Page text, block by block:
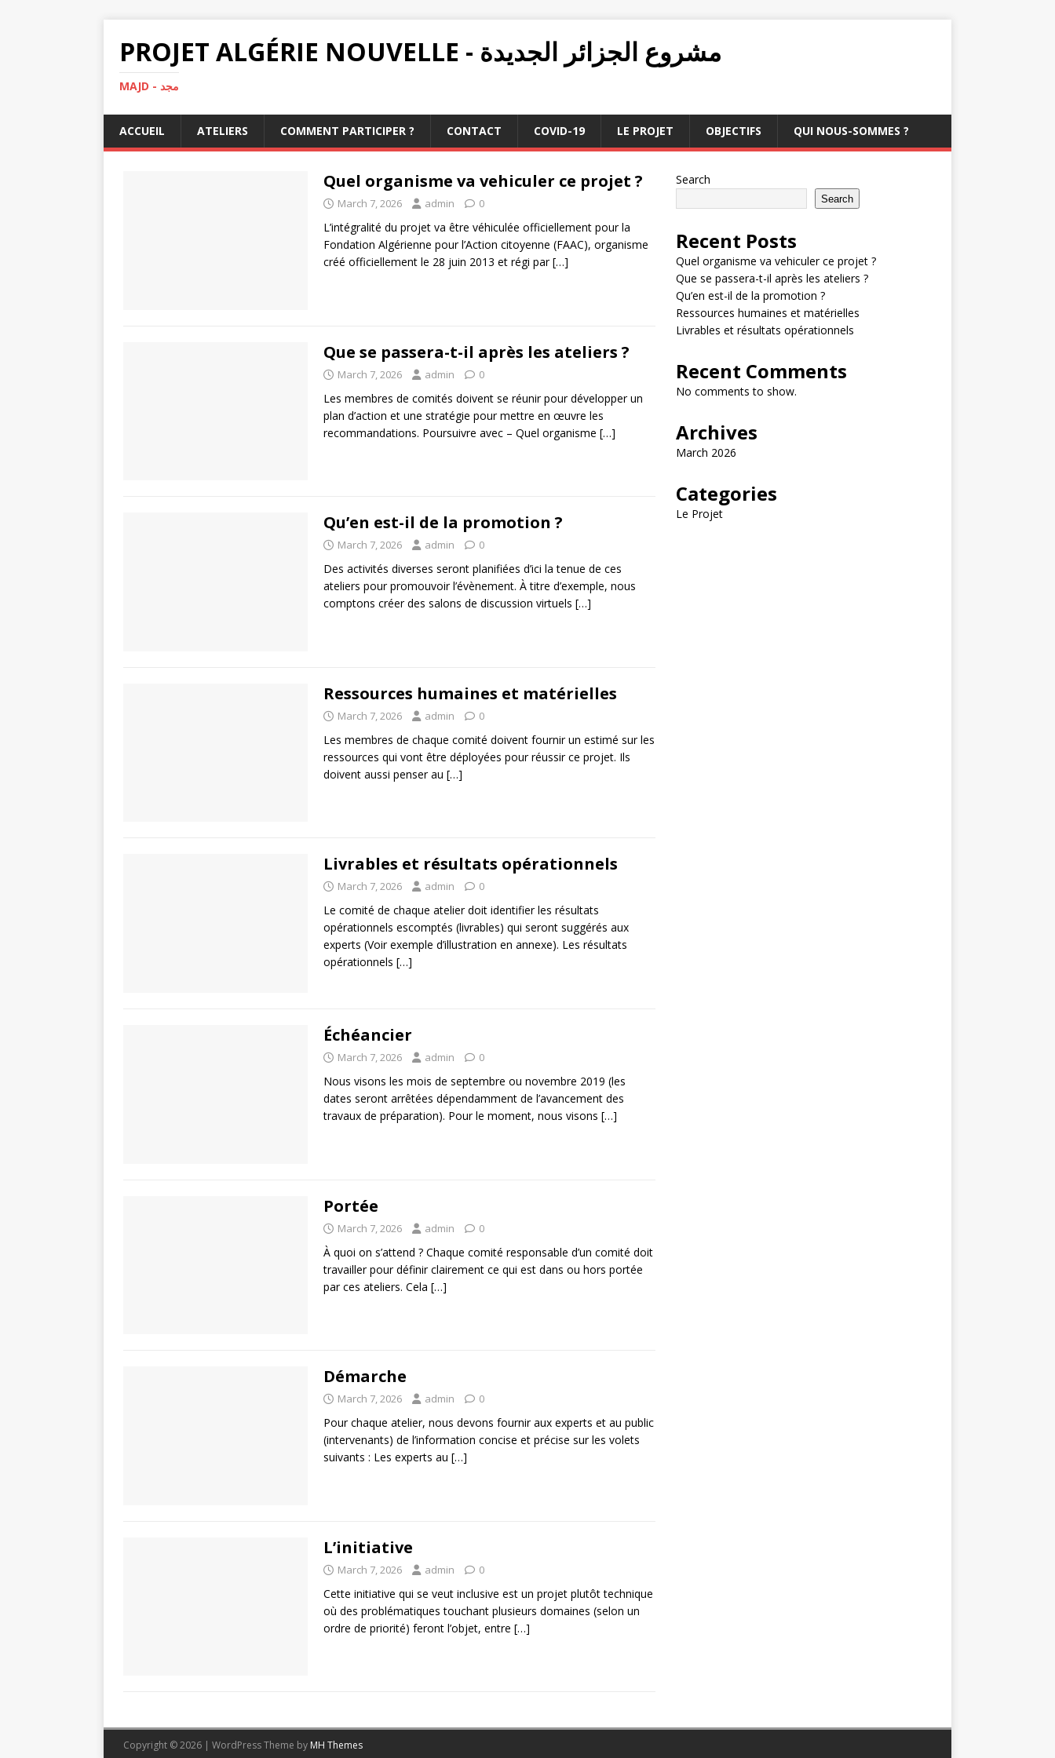
PROJET ALGÉRIE NOUVELLE - مشروع الجزائر الجديدة
MAJD - مجد
ACCUEIL ATELIERS COMMENT PARTICIPER ? CONTACT COVID-19 LE PROJET OBJECTIFS QUI NOUS-SOMMES ?
Quel organisme va vehiculer ce projet ?
March 7, 2026 admin 0
L’intégralité du projet va être véhiculée officiellement pour la
Fondation Algérienne pour l’Action citoyenne (FAAC), organisme
créé officiellement le 28 juin 2013 et régi par[…]
Que se passera-t-il après les ateliers ?
March 7, 2026 admin 0
Les membres de comités doivent se réunir pour développer un
plan d’action et une stratégie pour mettre en œuvre les
recommandations. Poursuivre avec – Quel organisme […]
Qu’en est-il de la promotion ?
March 7, 2026 admin 0
Des activités diverses seront planifiées d’ici la tenue de ces
ateliers pour promouvoir l’évènement. À titre d’exemple, nous
comptons créer des salons de discussion virtuels […]
Ressources humaines et matérielles
March 7, 2026 admin 0
Les membres de chaque comité doivent fournir un estimé sur les
ressources qui vont être déployées pour réussir ce projet. Ils
doivent aussi penser au […]
Livrables et résultats opérationnels
March 7, 2026 admin 0
Le comité de chaque atelier doit identifier les résultats
opérationnels escomptés (livrables) qui seront suggérés aux
experts (Voir exemple d’illustration en annexe). Les résultats
opérationnels […]
Échéancier
March 7, 2026 admin 0
Nous visons les mois de septembre ou novembre 2019 (les
dates seront arrêtées dépendamment de l’avancement des
travaux de préparation). Pour le moment, nous visons […]
Portée
March 7, 2026 admin 0
À quoi on s’attend ? Chaque comité responsable d’un comité doit
travailler pour définir clairement ce qui est dans ou hors portée
par ces ateliers. Cela […]
Démarche
March 7, 2026 admin 0
Pour chaque atelier, nous devons fournir aux experts et au public
(intervenants) de l’information concise et précise sur les volets
suivants : Les experts au […]
L’initiative
March 7, 2026 admin 0
Cette initiative qui se veut inclusive est un projet plutôt technique
où des problématiques touchant plusieurs domaines (selon un
ordre de priorité) feront l’objet, entre […]
Search
Search
Recent Posts
Quel organisme va vehiculer ce projet ?
Que se passera-t-il après les ateliers ?
Qu’en est-il de la promotion ?
Ressources humaines et matérielles
Livrables et résultats opérationnels
Recent Comments
No comments to show.
Archives
March 2026
Categories
Le Projet
Copyright © 2026 | WordPress Theme by MH Themes